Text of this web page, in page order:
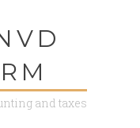
and taxes